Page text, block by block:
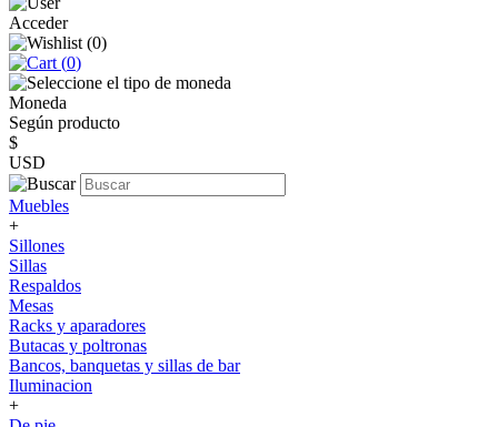
Acceder
(0)
(0)
Moneda
Según producto
$
USD
Muebles
+
Sillones
Sillas
Respaldos
Mesas
Racks y aparadores
Butacas y poltronas
Bancos, banquetas y sillas de bar
Iluminacion
+